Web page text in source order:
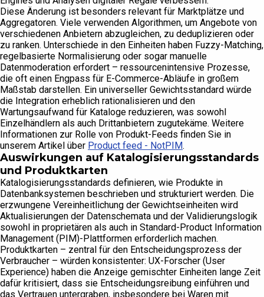
Diese Änderung ist besonders relevant für Marktplätze und
Aggregatoren. Viele verwenden Algorithmen, um Angebote von
verschiedenen Anbietern abzugleichen, zu deduplizieren oder
zu ranken. Unterschiede in den Einheiten haben Fuzzy-Matching,
regelbasierte Normalisierung oder sogar manuelle
Datenmoderation erfordert – ressourcenintensive Prozesse,
die oft einen Engpass für E-Commerce-Abläufe in großem
Maßstab darstellen. Ein universeller Gewichtsstandard würde
die Integration erheblich rationalisieren und den
Wartungsaufwand für Kataloge reduzieren, was sowohl
Einzelhändlern als auch Drittanbietern zugutekäme. Weitere
Informationen zur Rolle von Produkt-Feeds finden Sie in
unserem Artikel über Product feed - NotPIM.
Auswirkungen auf Katalogisierungsstandards
und Produktkarten
Katalogisierungsstandards definieren, wie Produkte in
Datenbanksystemen beschrieben und strukturiert werden. Die
erzwungene Vereinheitlichung der Gewichtseinheiten wird
Aktualisierungen der Datenschemata und der Validierungslogik
sowohl in proprietären als auch in Standard-Product Information
Management (PIM)-Plattformen erforderlich machen.
Produktkarten – zentral für den Entscheidungsprozess der
Verbraucher – würden konsistenter: UX-Forscher (User
Experience) haben die Anzeige gemischter Einheiten lange Zeit
dafür kritisiert, dass sie Entscheidungsreibung einführen und
das Vertrauen untergraben, insbesondere bei Waren mit